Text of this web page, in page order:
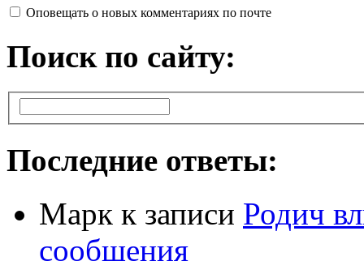
Оповещать о новых комментариях по почте
Поиск по сайту:
Последние ответы:
Марк к записи Родич
сообщения